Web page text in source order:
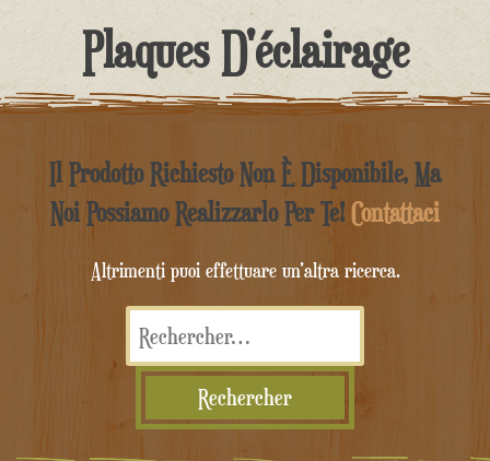
Plaques D'éclairage
Il Prodotto Richiesto Non È Disponibile, Ma
Noi Possiamo Realizzarlo Per Te! Contattaci
Altrimenti puoi effettuare un'altra ricerca.
Rechercher :